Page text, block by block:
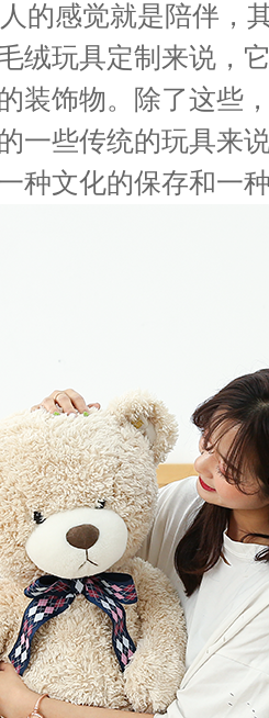
的感觉就是陪伴，
绒玩具定制来说，
装饰物。除了这些
一些传统的玩具来
种文化的保存和一